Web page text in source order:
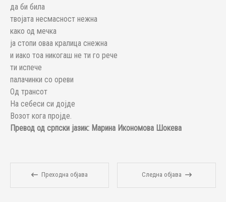
да би била
твојата несмасност нежна
како од мечка
ја стопи оваа кралица снежна
и иако тоа никогаш не ти го рече
ти испече
палачинки со ореви
Од трансот
На себеси си дојде
Возот кога пројде.
Превод од српски јазик: Марина Икономова Шокева
Преходна објава Следна објава